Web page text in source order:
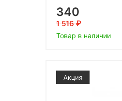
340
1 516
Товар в наличии
Акция